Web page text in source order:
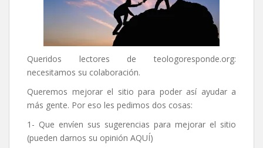
Queridos lectores de teologoresponde.org:
necesitamos su colaboración.
Queremos mejorar el sitio para poder así ayudar a
más gente. Por eso les pedimos dos cosas:
1- Que envíen sus sugerencias para mejorar el sitio
(pueden darnos su opinión AQUÍ)